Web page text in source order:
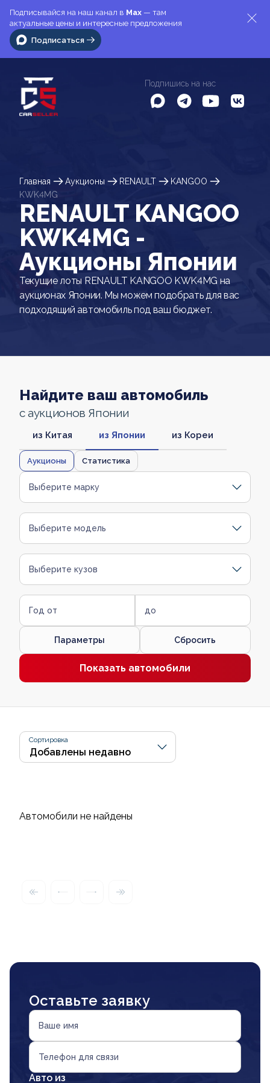
Подписывайся на наш канал в Max — там
актуальные цены и интересные предложения
Подписаться
Подпишись на нас
Главная Аукционы RENAULT
KANGOO
KWK4MG
RENAULT KANGOO
KWK4MG -
Аукционы Японии
Текущие лоты RENAULT KANGOO KWK4MG на
аукционах Японии. Мы можем подобрать для вас
подходящий автомобиль под ваш бюджет.
Найдите ваш автомобиль
с аукционов Японии
из Китая из Японии из Кореи
Аукционы Статистика
Выберите марку
Выберите модель
Выберите кузов
Год от до
Параметры Сбросить
Показать автомобили
Сортировка
Автомобили не найдены
Оставьте заявку
Ваше имя
Телефон для связи
Авто из